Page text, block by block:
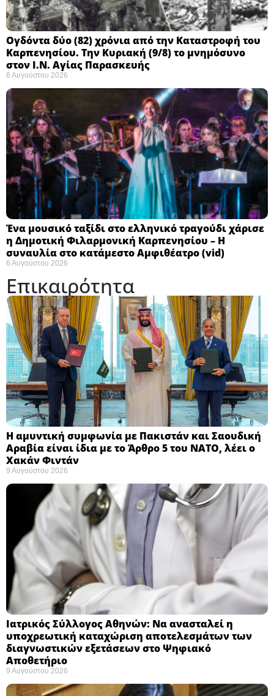
Ογδόντα δύο (82) χρόνια από την Καταστροφή του
Καρπενησίου. Την Κυριακή (9/8) το μνημόσυνο
στον Ι.Ν. Αγίας Παρασκευής
6 Αυγούστου 2026
Ένα μουσικό ταξίδι στο ελληνικό τραγούδι χάρισε
η Δημοτική Φιλαρμονική Καρπενησίου – Η
συναυλία στο κατάμεστο Αμφιθέατρο (vid)
6 Αυγούστου 2026
Επικαιρότητα
Η αμυντική συμφωνία με Πακιστάν και Σαουδική
Αραβία είναι ίδια με το Άρθρο 5 του ΝΑΤΟ, λέει ο
Χακάν Φιντάν ​
9 Αυγούστου 2026
Ιατρικός Σύλλογος Αθηνών: Να ανασταλεί η
υποχρεωτική καταχώριση αποτελεσμάτων των
διαγνωστικών εξετάσεων στο Ψηφιακό
Αποθετήριο ​
9 Αυγούστου 2026